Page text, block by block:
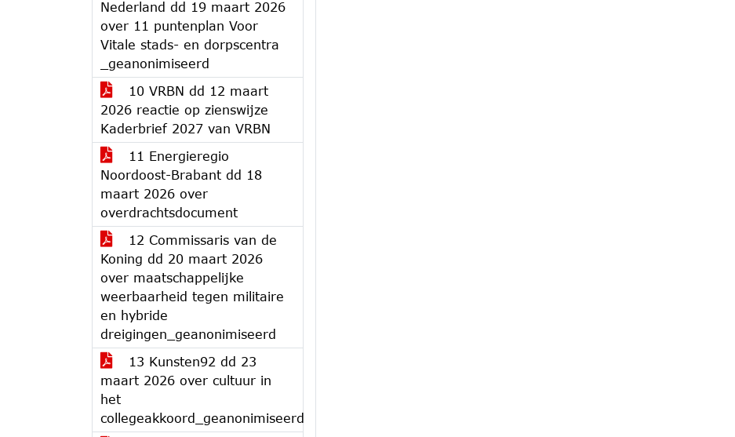
Nederland dd 19 maart 2026
over 11 puntenplan Voor
Vitale stads- en dorpscentra
_geanonimiseerd
10 VRBN dd 12 maart
2026 reactie op zienswijze
Kaderbrief 2027 van VRBN
11 Energieregio
Noordoost-Brabant dd 18
maart 2026 over
overdrachtsdocument
12 Commissaris van de
Koning dd 20 maart 2026
over maatschappelijke
weerbaarheid tegen militaire
en hybride
dreigingen_geanonimiseerd
13 Kunsten92 dd 23
maart 2026 over cultuur in
het
collegeakkoord_geanonimiseerd